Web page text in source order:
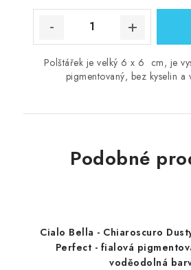
Polštářek je velký 6 x 6 cm, je
pigmentovaný, bez kyselin a
Podobné
Cialo Bella - Chiaroscuro
Perfect - fialová
voděodolná